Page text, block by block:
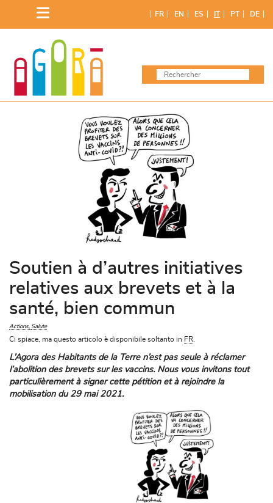
content
FR EN ES IT PT DE
Soutien à d’autres initiatives
relatives aux brevets et à la
santé, bien commun
Actions Salute
Ci spiace, ma questo articolo è disponibile soltanto in FR
L’Agora des Habitants de la Terre n’est pas seule à réclamer
l’abolition des brevets sur les vaccins. Nous vous invitons tout
particulièrement à signer cette pétition et à rejoindre la
mobilisation du 29 mai 2021.